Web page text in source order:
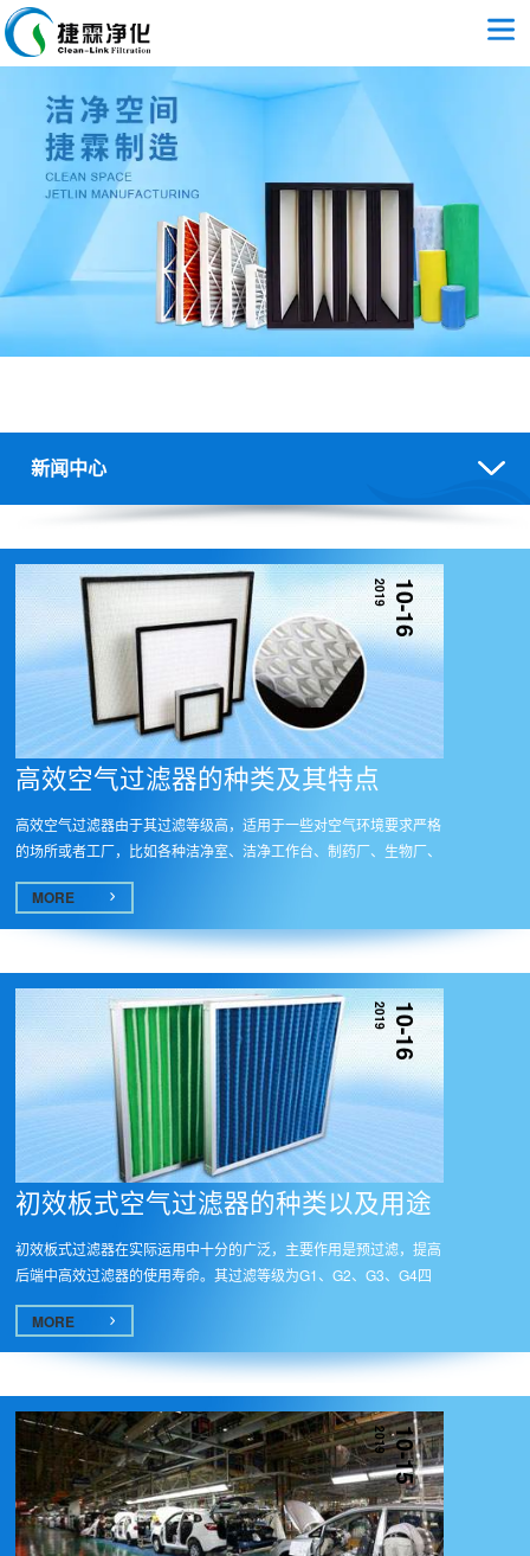
新闻中心
空气过滤器/过滤棉应用及报价-空气过滤行业新闻-广州捷霖净化
10-16
2019
高效空气过滤器的种类及其特点
高效空气过滤器由于其过滤等级高，适用于一些对空气环境要求严格
的场所或者工厂，比如各种洁净室、洁净工作台、制药厂、生物厂、
电子...
MORE
10-16
2019
初效板式空气过滤器的种类以及用途
初效板式过滤器在实际运用中十分的广泛，主要作用是预过滤，提高
后端中高效过滤器的使用寿命。其过滤等级为G1、G2、G3、G4四
种，外框...
MORE
10-15
2019